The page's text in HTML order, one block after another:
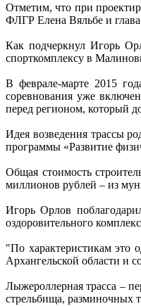
Отметим, что при
ФЛГР Елена Вяльбе и
Как подчеркнул Игорь
спорткомплексу в
В феврале-марте 2015
соревнования уже
перед регионом, который
Идея возведения трассы
программы «Развитие
Общая стоимость
миллионов рублей – из
Игорь Орлов
оздоровительного
"По характеристикам это
Архангельской области и
Лыжероллерная трасса –
стрельбища, разминочных